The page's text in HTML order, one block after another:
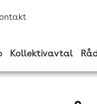
Kollektivavtal